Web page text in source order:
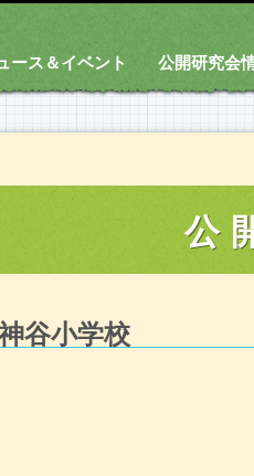
ース＆イベント 公開研究会
公
谷小学校